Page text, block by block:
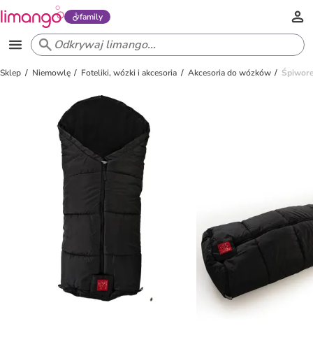
family
Sklep Niemowlę Foteliki, wózki i akcesoria Akcesoria do wózków